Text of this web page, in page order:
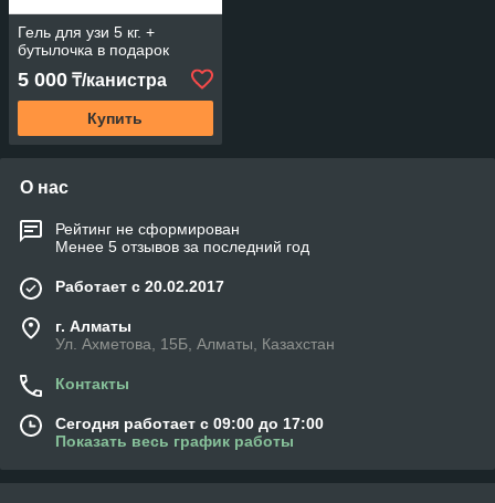
Гель для узи 5 кг. +
бутылочка в подарок
5 000 ₸/канистра
Купить
О нас
Рейтинг не сформирован
Менее 5 отзывов за последний год
Работает с 20.02.2017
г. Алматы
Ул. Ахметова, 15Б, Алматы, Казахстан
Контакты
Сегодня работает с 09:00 до 17:00
Показать весь график работы